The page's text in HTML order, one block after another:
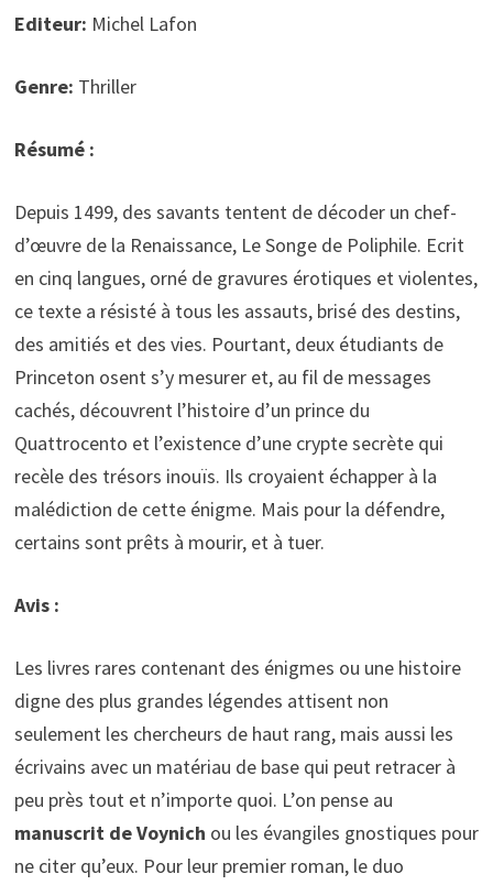
Editeur: Michel Lafon
Genre: Thriller
Résumé :
Depuis 1499, des savants tentent de décoder un chef-
d’œuvre de la Renaissance, Le Songe de Poliphile. Ecrit
en cinq langues, orné de gravures érotiques et violentes,
ce texte a résisté à tous les assauts, brisé des destins,
des amitiés et des vies. Pourtant, deux étudiants de
Princeton osent s’y mesurer et, au fil de messages
cachés, découvrent l’histoire d’un prince du
Quattrocento et l’existence d’une crypte secrète qui
recèle des trésors inouïs. Ils croyaient échapper à la
malédiction de cette énigme. Mais pour la défendre,
certains sont prêts à mourir, et à tuer.
Avis :
Les livres rares contenant des énigmes ou une histoire
digne des plus grandes légendes attisent non
seulement les chercheurs de haut rang, mais aussi les
écrivains avec un matériau de base qui peut retracer à
peu près tout et n’importe quoi. L’on pense au
manuscrit de Voynich ou les évangiles gnostiques pour
ne citer qu’eux. Pour leur premier roman, le duo